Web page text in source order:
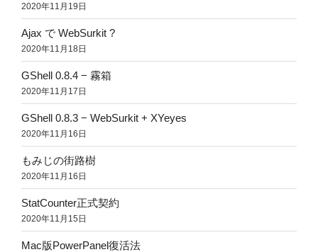
2020年11月19日
Ajax で WebSurkit ?
2020年11月18日
GShell 0.8.4 − 霧箱
2020年11月17日
GShell 0.8.3 − WebSurkit + XYeyes
2020年11月16日
もみじの街路樹
2020年11月16日
StatCounter正式契約
2020年11月15日
Mac版PowerPanel復活法